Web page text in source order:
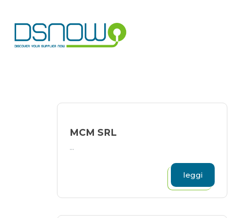
content
MCM SRL
...
leggi